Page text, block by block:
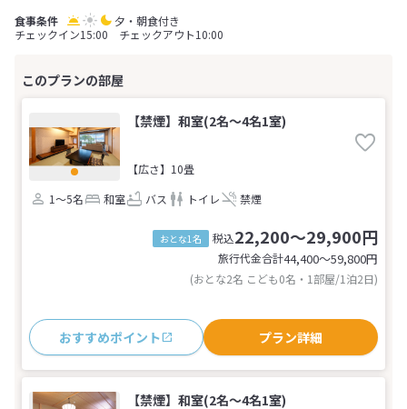
夕・朝食付き
チェックイン15:00 チェックアウト10:00
【禁煙】和室(2名～4名1室)
【広さ】10畳
1～5名
和室 バス トイレ 禁煙
おとな1名 税込22,200～29,900円
旅行代金合計44,400〜59,800円
(おとな2名 こども0名・1部屋/1泊2日)
おすすめポイント プラン詳細
【禁煙】和室(2名～4名1室)